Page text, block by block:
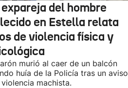
expareja del hombre
en Estella relata
de violencia física y
murió al caer de un balcón
huía de la Policía tras un aviso
machista.